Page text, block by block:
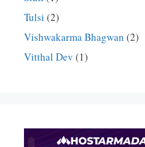
Tulsi (2)
Vishwakarma Bhagwan (2)
Vitthal Dev (1)